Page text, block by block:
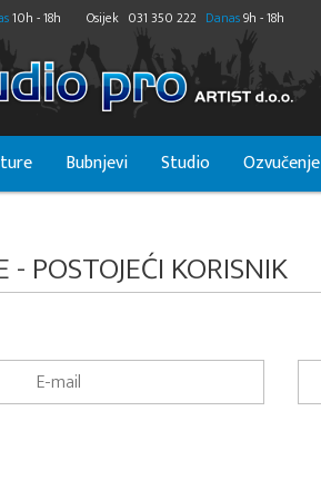
10h - 18h Osijek 031 350 222 Danas9h - 18h
Bubnjevi Studio Ozvučenje
- POSTOJEĆI KORISNIK